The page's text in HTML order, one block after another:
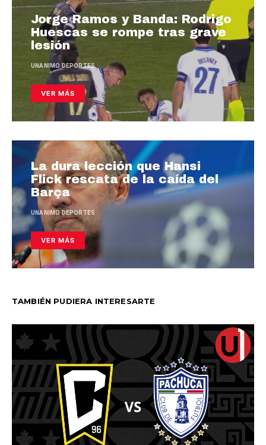
Jorge Ramos y Banda: Rodrigo
Huescas se rompe tras grave
lesión
UNANIMO DEPORTES
VER MÁS
La dura lección que Hansi
Flick rescata de la caída del
Barça
UNANIMO DEPORTES
VER MÁS
TAMBIÉN PUDIERA INTERESARTE